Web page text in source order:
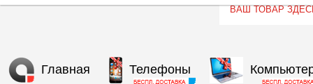
Главная Телефоны